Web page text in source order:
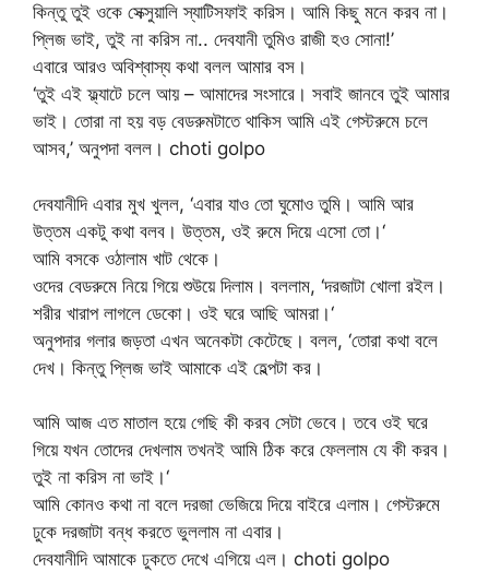
কিন্তু তুই ওকে সেক্সুয়ালি স্যাটিসফাই করিস। আমি কিছু মনে করব না।
প্লিজ ভাই, তুই না করিস না.. দেবযানী তুমিও রাজী হও সোনা!’
এবারে আরও অবিশ্বাস্য কথা বলল আমার বস।
‘তুই এই ফ্ল্যাটে চলে আয় – আমাদের সংসারে। সবাই জানবে তুই আমার
ভাই। তোরা না হয় বড় বেডরুমটাতে থাকিস আমি এই গেস্টরুমে চলে
আসব,’ অনুপদা বলল। choti golpo
দেবযানীদি এবার মুখ খুলল, ‘এবার যাও তো ঘুমোও তুমি। আমি আর
উত্তম একটু কথা বলব। উত্তম, ওই রুমে দিয়ে এসো তো।‘
আমি বসকে ওঠালাম খাট থেকে।
ওদের বেডরুমে নিয়ে গিয়ে শুউয়ে দিলাম। বললাম, ‘দরজাটা খোলা রইল।
শরীর খারাপ লাগলে ডেকো। ওই ঘরে আছি আমরা।‘
অনুপদার গলার জড়তা এখন অনেকটা কেটেছে। বলল, ‘তোরা কথা বলে
দেখ। কিন্তু প্লিজ ভাই আমাকে এই হেল্পটা কর।
আমি আজ এত মাতাল হয়ে গেছি কী করব সেটা ভেবে। তবে ওই ঘরে
গিয়ে যখন তোদের দেখলাম তখনই আমি ঠিক করে ফেললাম যে কী করব।
তুই না করিস না ভাই।‘
আমি কোনও কথা না বলে দরজা ভেজিয়ে দিয়ে বাইরে এলাম। গেস্টরুমে
ঢুকে দরজাটা বন্ধ করতে ভুললাম না এবার।
দেবযানীদি আমাকে ঢুকতে দেখে এগিয়ে এল। choti golpo